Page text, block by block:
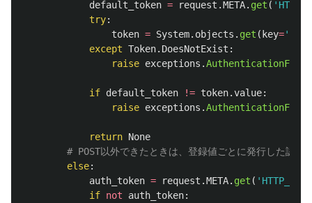
default_token = request .META. get ( '
try:
token = System. objects . get ( key='
except Token. DoesNotExist :
raise exceptions .
if default_token != token.value:
raise exceptions .
return None
else:
auth_token = request .META. get ( '
if not auth_token: